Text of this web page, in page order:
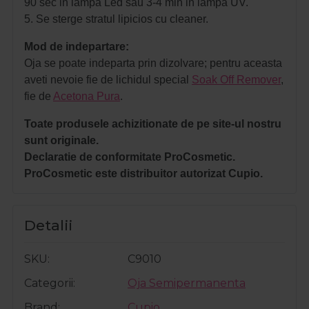
90 sec in lampa Led sau 3-4 min in lampa UV.
5. Se sterge stratul lipicios cu cleaner.
Mod de indepartare:
Oja se poate indeparta prin dizolvare; pentru aceasta
aveti nevoie fie de lichidul special Soak Off Remover,
fie de Acetona Pura.
Toate produsele achizitionate de pe site-ul nostru
sunt originale.
Declaratie de conformitate ProCosmetic.
ProCosmetic este distribuitor autorizat Cupio.
Detalii
SKU
C9010
Categorii
Oja Semipermanenta